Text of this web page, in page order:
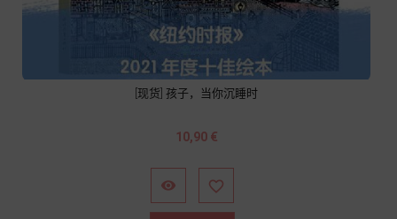
[现货] 孩子，当你沉睡时
Prix
10,90 €
 